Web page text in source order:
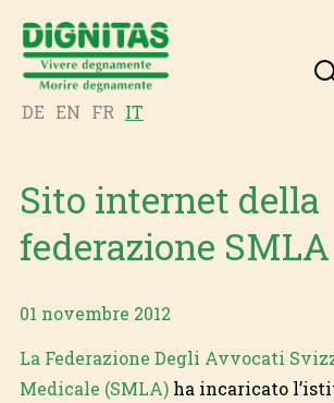
DE EN FR IT
Sito internet della
federazione SMLA
01 novembre 2012
La Federazione Degli Avvocati
Medicale (SMLA)ha incaricato